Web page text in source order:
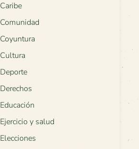
Caribe
Comunidad
Coyuntura
Cultura
Deporte
Derechos
Educación
Ejercicio y salud
Elecciones